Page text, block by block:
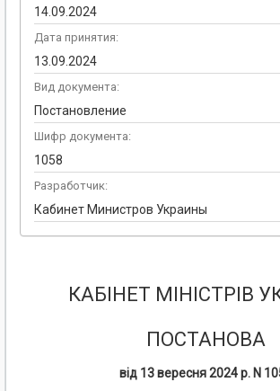
14.09.2024
Дата принятия:
13.09.2024
Вид документа:
Постановление
Шифр документа:
1058
Разработчик:
Кабинет Министров Украины
КАБІНЕТ МІНІСТРІВ
ПОСТАНОВА
від13вересня2024р. N